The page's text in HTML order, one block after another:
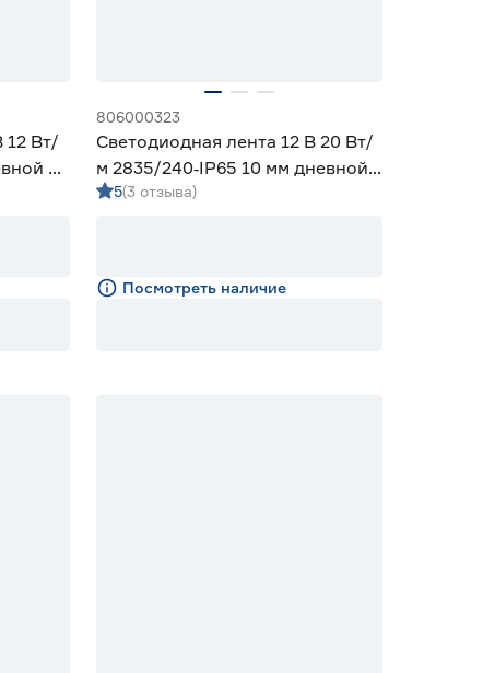
12 Вт/
5
806000323
Светодиодная лента 12 В 20 Вт/
м 2835/240‑IP65 10 мм дневной
5 м Geniled
5(3 отзыва)
Посмотреть наличие